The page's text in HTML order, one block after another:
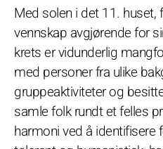
Med solen i det 11. huset,
vennskap avgjørende for
krets er vidunderlig
med personer fra ulike
gruppeaktiviteter og
samle folk rundt et felles
harmoni ved å identifisere